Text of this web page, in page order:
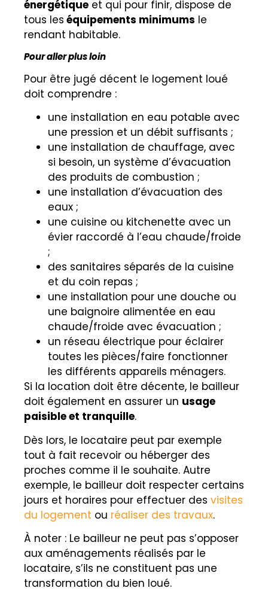
énergétique et qui pour finir, dispose de
tous les équipements minimums le
rendant habitable.
Pour aller plus loin
Pour être jugé décent le logement loué
doit comprendre :
une installation en eau potable avec
une pression et un débit suffisants ;
une installation de chauffage, avec
si besoin, un système d’évacuation
des produits de combustion ;
une installation d’évacuation des
eaux ;
une cuisine ou kitchenette avec un
évier raccordé à l’eau chaude/froide
;
des sanitaires séparés de la cuisine
et du coin repas ;
une installation pour une douche ou
une baignoire alimentée en eau
chaude/froide avec évacuation ;
un réseau électrique pour éclairer
toutes les pièces/faire fonctionner
les différents appareils ménagers.
Si la location doit être décente, le bailleur
doit également en assurer un usage
paisible et tranquille.
Dès lors, le locataire peut par exemple
tout à fait recevoir ou héberger des
proches comme il le souhaite. Autre
exemple, le bailleur doit respecter certains
jours et horaires pour effectuer des visites
du logement ou réaliser des travaux.
À noter : Le bailleur ne peut pas s’opposer
aux aménagements réalisés par le
locataire, s’ils ne constituent pas une
transformation du bien loué.